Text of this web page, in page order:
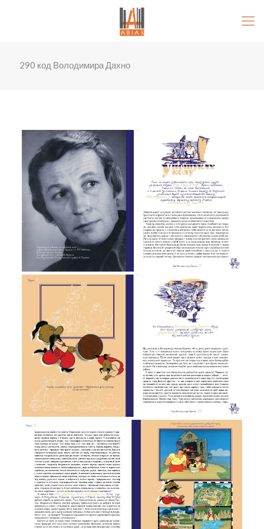
290 код Володимира Дахно